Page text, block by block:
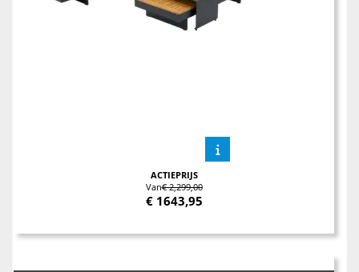
ACTIEPRIJS
Van€ 2,299,00
€ 1643,95